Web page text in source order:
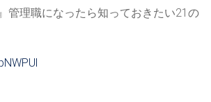
管理職になったら知っておきたい21の